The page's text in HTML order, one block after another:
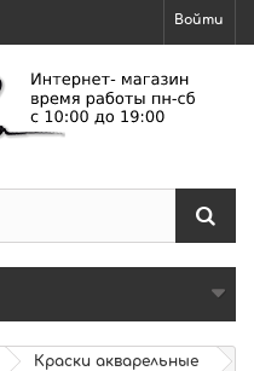
Войти
Краски акварельные